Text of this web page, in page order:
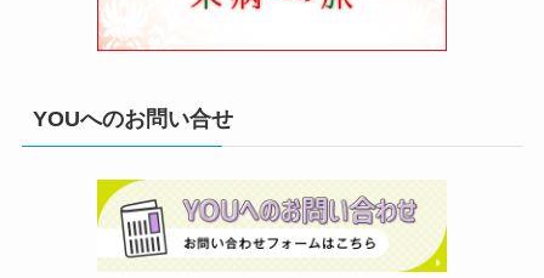
YOUへのお問い合せ